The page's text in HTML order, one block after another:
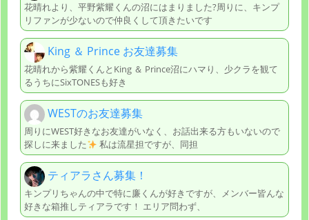
花晴れより、平野紫耀くんの沼にはまりました?周りに、キンプ
リファンが少ないので仲良くして頂きたいです
King ＆ Prince お友達募集
花晴れから紫耀くんとKing ＆ Prince沼にハマり、少クラを観て
るうちにSixTONESも好き
WESTのお友達募集
周りにWEST好きなお友達がいなく、お話出来る方もいないので
探しに来ました
私は流星担ですが、同担
ティアラさん募集！
キンプリちゃんの中で特に廉くんが好きですが、メンバー皆んな
好きな箱推しティアラです！ エリア問わず、